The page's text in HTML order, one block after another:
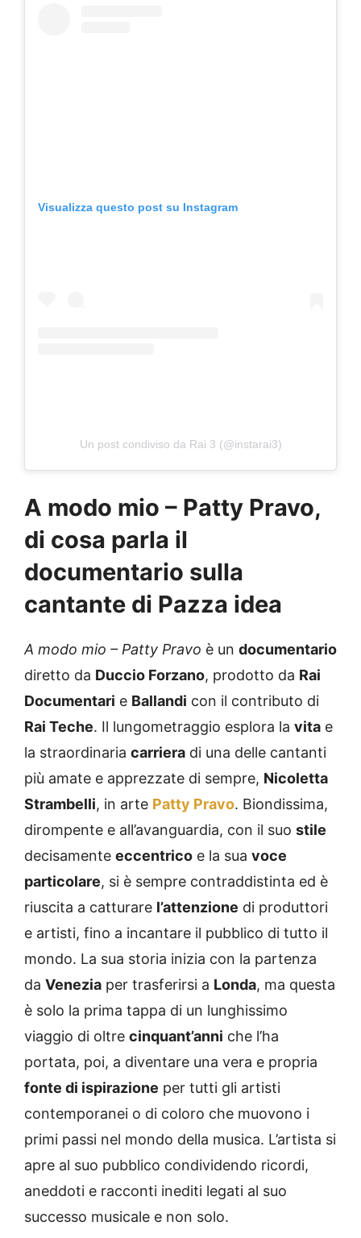
Visualizza questo post su Instagram
Un post condiviso da Rai 3 (@instarai3)
A modo mio – Patty Pravo,
di cosa parla il
documentario sulla
cantante di Pazza idea
A modo mio – Patty Pravo è un documentario
diretto da Duccio Forzano, prodotto da Rai
Documentari e Ballandi con il contributo di
Rai Teche. Il lungometraggio esplora la vita e
la straordinaria carriera di una delle cantanti
più amate e apprezzate di sempre, Nicoletta
Strambelli, in arte Patty Pravo. Biondissima,
dirompente e all’avanguardia, con il suo stile
decisamente eccentrico e la sua voce
particolare, si è sempre contraddistinta ed è
riuscita a catturare l’attenzione di produttori
e artisti, fino a incantare il pubblico di tutto il
mondo. La sua storia inizia con la partenza
da Venezia per trasferirsi a Londa, ma questa
è solo la prima tappa di un lunghissimo
viaggio di oltre cinquant’anni che l’ha
portata, poi, a diventare una vera e propria
fonte di ispirazione per tutti gli artisti
contemporanei o di coloro che muovono i
primi passi nel mondo della musica. L’artista si
apre al suo pubblico condividendo ricordi,
aneddoti e racconti inediti legati al suo
successo musicale e non solo.